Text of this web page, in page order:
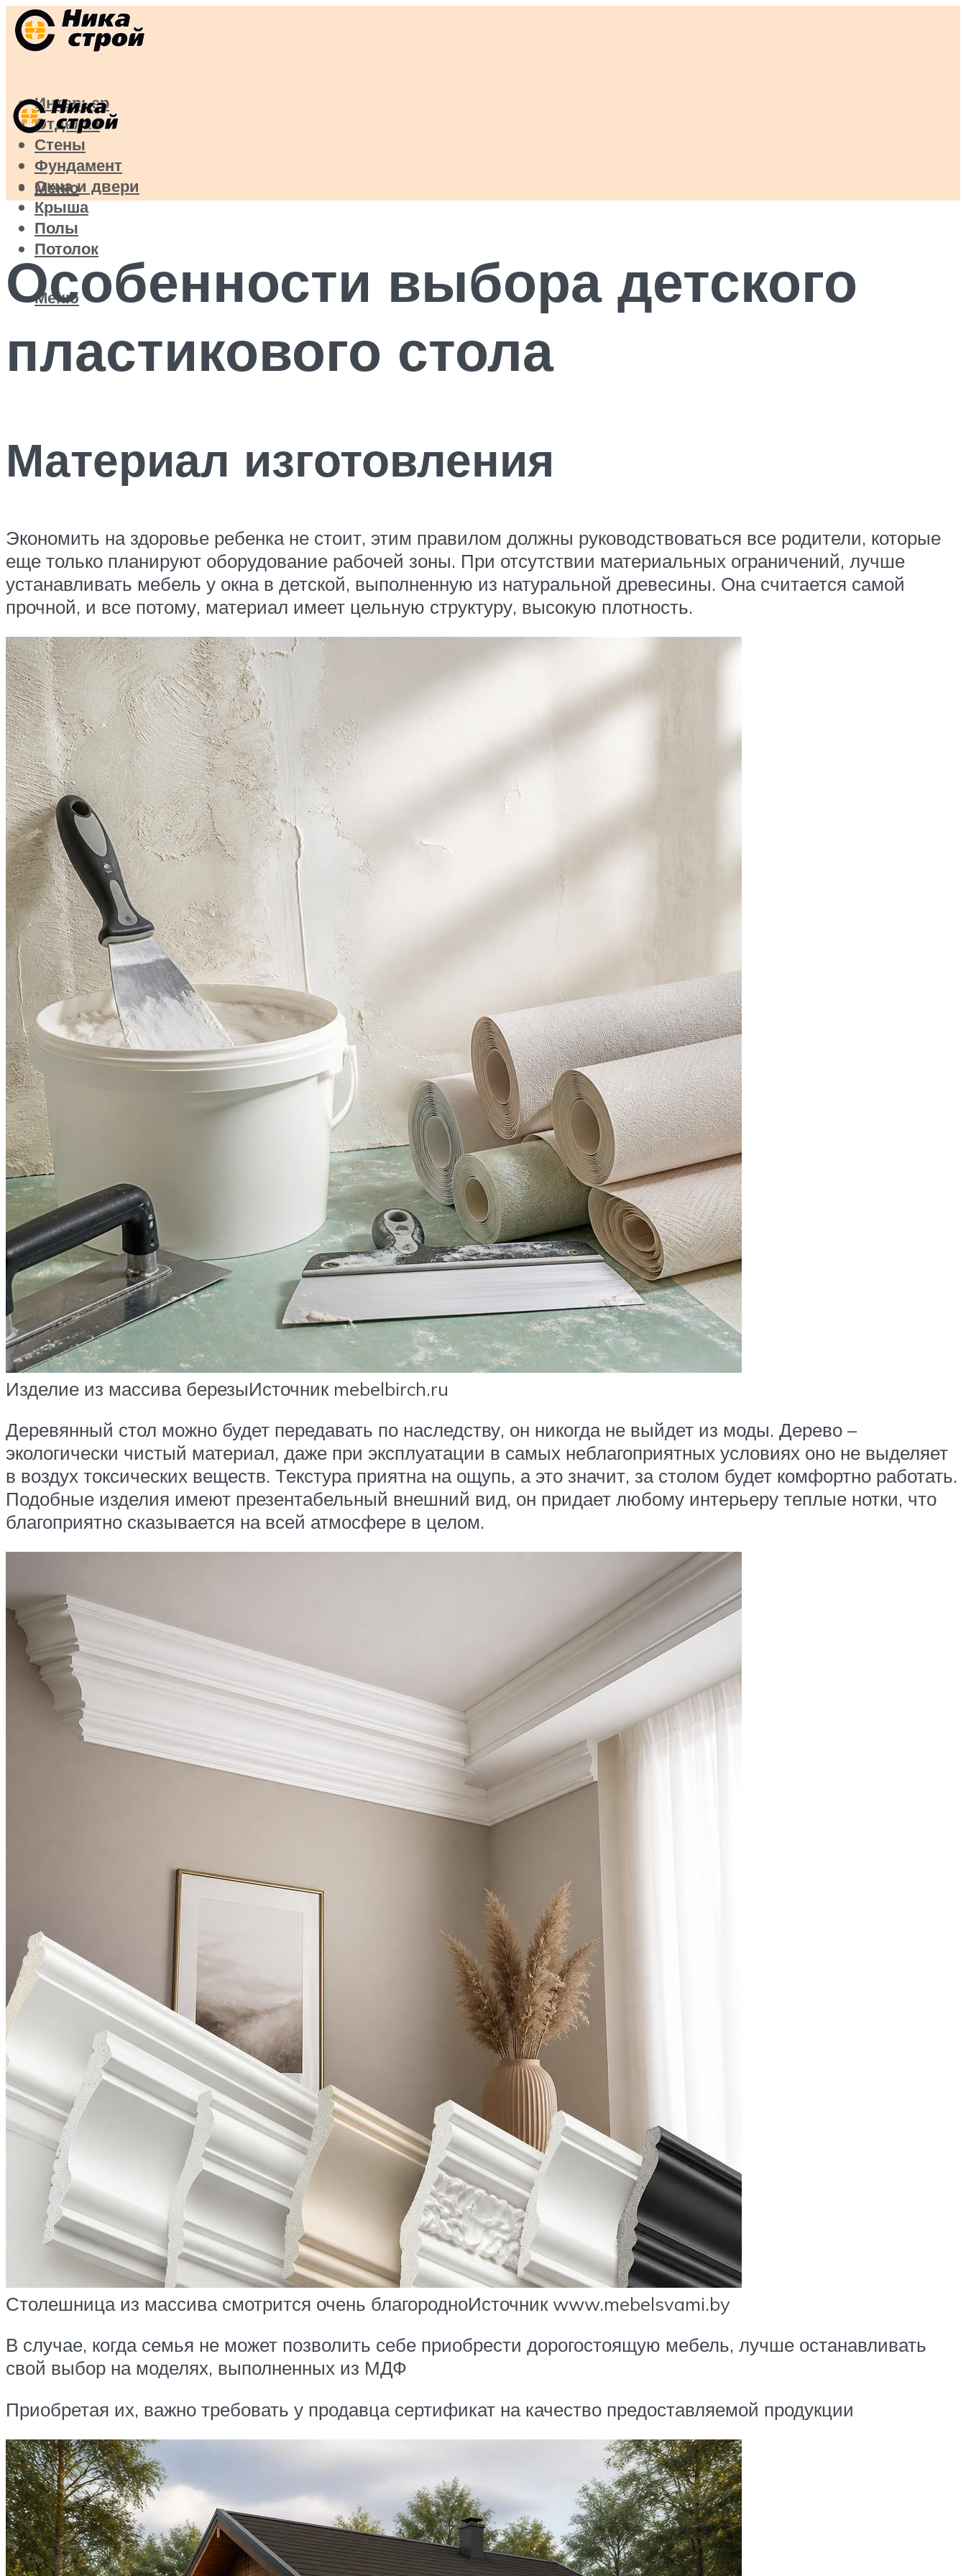
Интерьер
Отделка
Стены
Фундамент
Окна и двери
Крыша
Полы
Потолок
Меню
Меню
Особенности выбора детского
пластикового стола
Материал изготовления
Экономить на здоровье ребенка не стоит, этим правилом должны руководствоваться все родители, которые
еще только планируют оборудование рабочей зоны. При отсутствии материальных ограничений, лучше
устанавливать мебель у окна в детской, выполненную из натуральной древесины. Она считается самой
прочной, и все потому, материал имеет цельную структуру, высокую плотность.
Изделие из массива березыИсточник mebelbirch.ru
Деревянный стол можно будет передавать по наследству, он никогда не выйдет из моды. Дерево –
экологически чистый материал, даже при эксплуатации в самых неблагоприятных условиях оно не выделяет
в воздух токсических веществ. Текстура приятна на ощупь, а это значит, за столом будет комфортно работать.
Подобные изделия имеют презентабельный внешний вид, он придает любому интерьеру теплые нотки, что
благоприятно сказывается на всей атмосфере в целом.
Столешница из массива смотрится очень благородноИсточник www.mebelsvami.by
В случае, когда семья не может позволить себе приобрести дорогостоящую мебель, лучше останавливать
свой выбор на моделях, выполненных из МДФ
Приобретая их, важно требовать у продавца сертификат на качество предоставляемой продукции